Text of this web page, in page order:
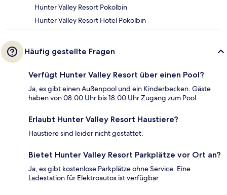
Hunter Valley Resort Pokolbin
Hunter Valley Resort Hotel Pokolbin
Häufig gestellte Fragen
Verfügt Hunter Valley Resort über einen Pool?
Ja, es gibt einen Außenpool und ein Kinderbecken. Gäste
haben von 08:00 Uhr bis 18:00 Uhr Zugang zum Pool.
Erlaubt Hunter Valley Resort Haustiere?
Haustiere sind leider nicht gestattet.
Bietet Hunter Valley Resort Parkplätze vor Ort an?
Ja, es gibt kostenlose Parkplätze ohne Service. Eine
Ladestation für Elektroautos ist verfügbar.